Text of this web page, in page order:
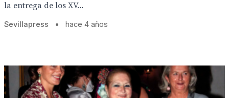
la entrega de los XV...
Sevillapress • hace 4 años